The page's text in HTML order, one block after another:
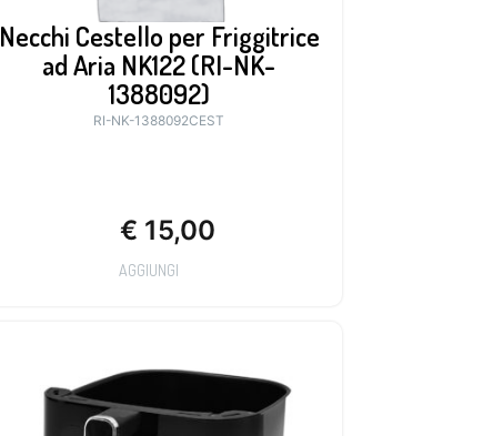
Necchi Cestello per Friggitrice
ad Aria NK122 (RI-NK-
1388092)
RI-NK-1388092CEST
€ 15,00
AGGIUNGI